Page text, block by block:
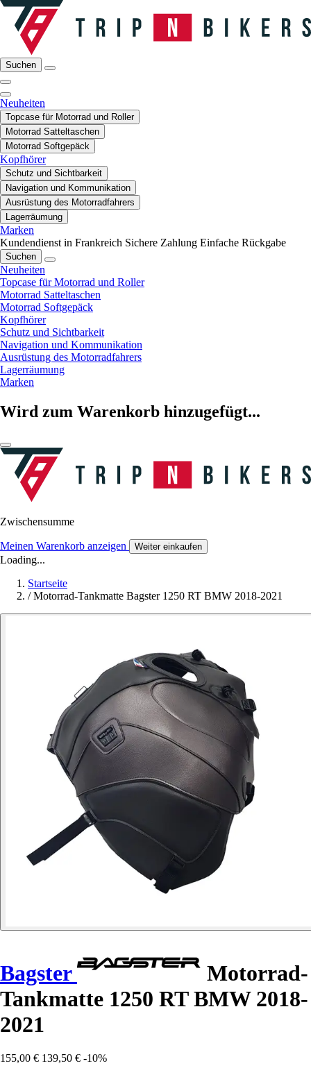
Suchen
Neuheiten
Topcase für Motorrad und Roller
Motorrad Satteltaschen
Motorrad Softgepäck
Kopfhörer
Schutz und Sichtbarkeit
Navigation und Kommunikation
Ausrüstung des Motorradfahrers
Lagerräumung
Marken
Kundendienst in Frankreich Sichere Zahlung Einfache Rückgabe
Suchen
Neuheiten
Topcase für Motorrad und Roller
Motorrad Satteltaschen
Motorrad Softgepäck
Kopfhörer
Schutz und Sichtbarkeit
Navigation und Kommunikation
Ausrüstung des Motorradfahrers
Lagerräumung
Marken
Wird zum Warenkorb hinzugefügt...
Zwischensumme
Meinen Warenkorb anzeigen Weiter einkaufen
Loading...
Startseite
/ Motorrad-Tankmatte Bagster 1250 RT BMW 2018-2021
Bagster
Motorrad-
Tankmatte 1250 RT BMW 2018-
2021
155,00 € 139,50 € -10%